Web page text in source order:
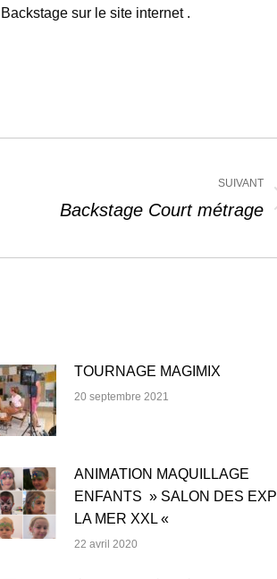
sur le site internet .
SUIVANT
Backstage Court métrage
TOURNAGE MAGIMIX
20 septembre 2021
ANIMATION MAQUILLAGE
ENFANTS » SALON DES
LA MER XXL «
22 avril 2020